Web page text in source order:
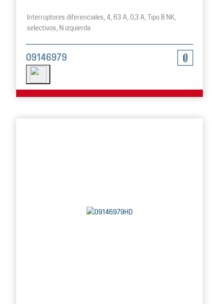
Interruptores diferenciales, 4, 63 A, 0,3 A, Tipo B NK,
selectivos, N izquierda
09146979